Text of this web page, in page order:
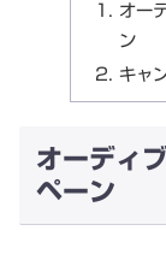
オー
ン
キャ
オーディ
ペーン